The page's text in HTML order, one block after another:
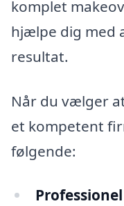
komplet
hjælpe dig med
resultat.
Når du vælger
et kompetent
følgende: